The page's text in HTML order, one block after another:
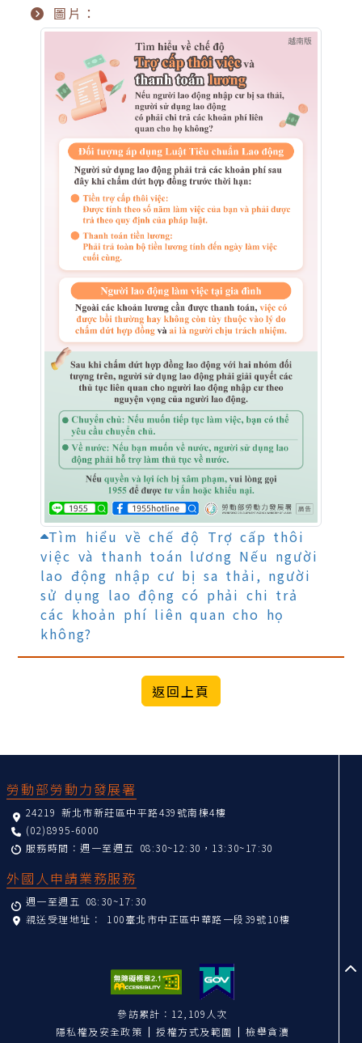
圖片：
Tìm hiểu về chế độ Trợ cấp thôi
việc và thanh toán lương Nếu người
lao động nhập cư bị sa thải, người
sử dụng lao động có phải chi trả
các khoản phí liên quan cho họ
không?
勞動部勞動力發展署
24219 新北市新莊區中平路439號南棟4樓
(02)8995-6000
服務時間：週一至週五 08:30~12:30，13:30~17:30
外國人申請業務服務
週一至週五 08:30~17:30
親送受理地址： 100臺北市中正區中華路一段39號10樓
參訪累計：12,109人次
隱私權及安全政策
授權方式及範圍
檢舉貪瀆
至